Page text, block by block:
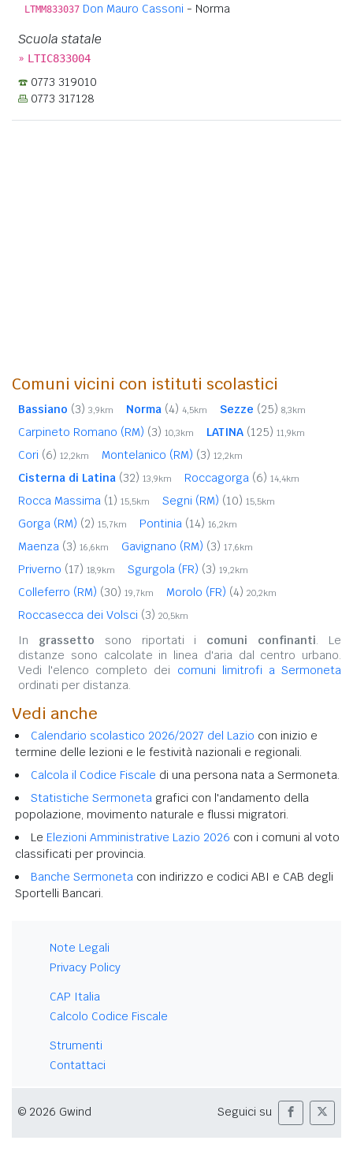
LTMM833037 Don Mauro Cassoni - Norma
Scuola statale
» LTIC833004
0773 319010
0773 317128
Comuni vicini con istituti scolastici
Bassiano (3) 3,9km Norma (4) 4,5km Sezze (25) 8,3km
Carpineto Romano (RM) (3) 10,3km LATINA (125) 11,9km
Cori (6) 12,2km Montelanico (RM) (3) 12,2km
Cisterna di Latina (32) 13,9km Roccagorga (6) 14,4km
Rocca Massima (1) 15,5km Segni (RM) (10) 15,5km
Gorga (RM) (2) 15,7km Pontinia (14) 16,2km
Maenza (3) 16,6km Gavignano (RM) (3) 17,6km
Priverno (17) 18,9km Sgurgola (FR) (3) 19,2km
Colleferro (RM) (30) 19,7km Morolo (FR) (4) 20,2km
Roccasecca dei Volsci (3) 20,5km
In grassetto sono riportati i comuni confinanti. Le
distanze sono calcolate in linea d'aria dal centro urbano.
Vedi l'elenco completo dei comuni limitrofi a Sermoneta
ordinati per distanza.
Vedi anche
Calendario scolastico 2026/2027 del Lazio con inizio e
termine delle lezioni e le festività nazionali e regionali.
Calcola il Codice Fiscale di una persona nata a Sermoneta.
Statistiche Sermoneta grafici con l'andamento della
popolazione, movimento naturale e flussi migratori.
Le Elezioni Amministrative Lazio 2026 con i comuni al voto
classificati per provincia.
Banche Sermoneta con indirizzo e codici ABI e CAB degli
Sportelli Bancari.
Note Legali
Privacy Policy
CAP Italia
Calcolo Codice Fiscale
Strumenti
Contattaci
© 2026 Gwind Seguici su